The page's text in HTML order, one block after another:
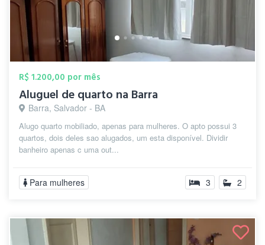
R$ 1.200,00 por mês
Aluguel de quarto na Barra
Barra, Salvador - BA
Alugo quarto mobiliado, apenas para mulheres. O apto possui 3
quartos, dois deles sao alugados, um esta disponível. Dividir
banheiro apenas c uma out...
Para mulheres 3 2